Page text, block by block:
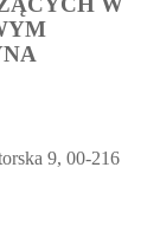
9, 00-216